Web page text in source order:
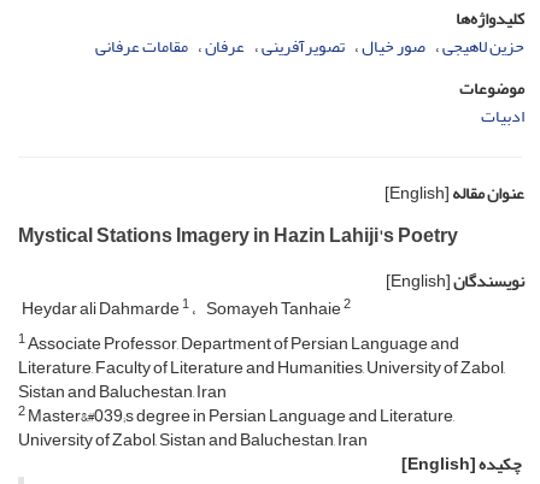
کلیدواژه‌ها
حزین لاهیجی صور خیال تصویرآفرینی عرفان مقامات عرفانی
موضوعات
ادبیات
عنوان مقاله[English]
Mystical Stations Imagery in Hazin Lahiji's Poetry
نویسندگان[English]
Heydar ali Dahmarde1 Somayeh Tanhaie2
1Associate Professor, Department of Persian Language and
Literature, Faculty of Literature and Humanities, University of Zabol,
Sistan and Baluchestan, Iran
2Master&#039;s degree in Persian Language and Literature,
University of Zabol, Sistan and Baluchestan, Iran
چکیده[English]